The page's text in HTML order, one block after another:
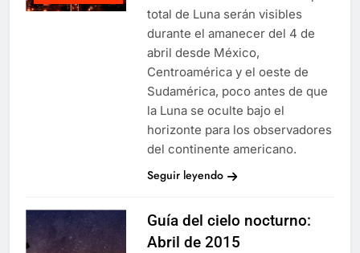
total de Luna serán visibles
durante el amanecer del 4 de
abril desde México,
Centroamérica y el oeste de
Sudamérica, poco antes de que
la Luna se oculte bajo el
horizonte para los observadores
del continente americano.
Seguir leyendo
Guía del cielo nocturno:
Abril de 2015